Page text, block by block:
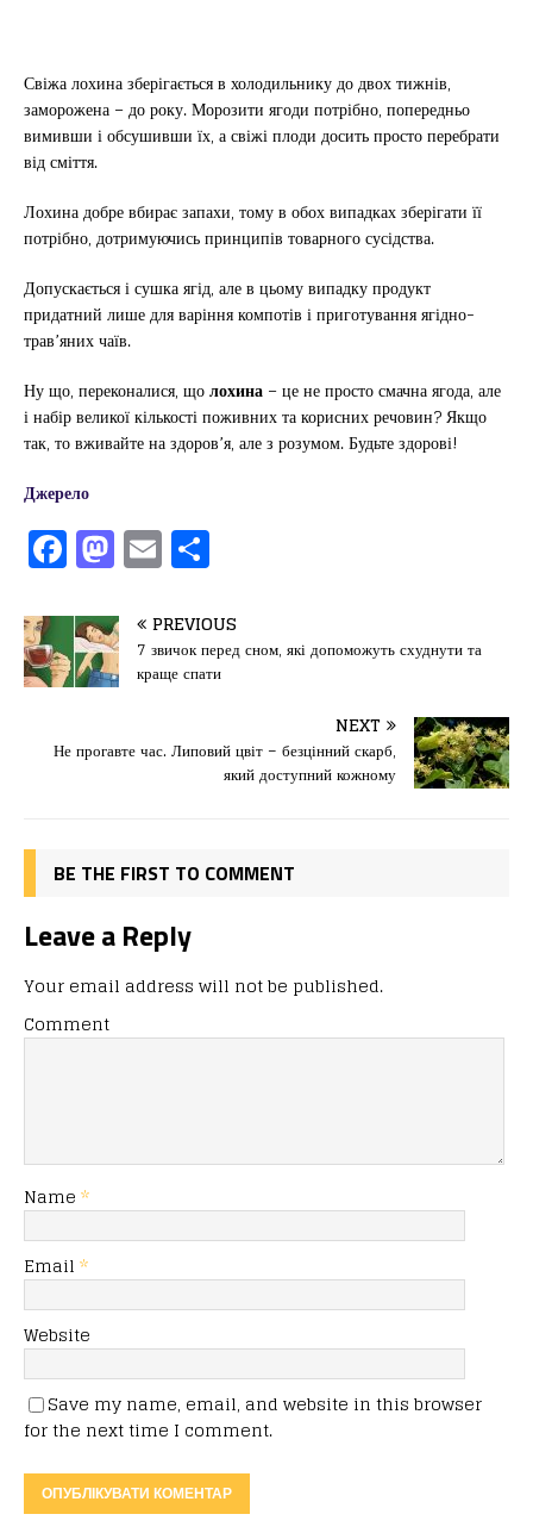
Свіжа лохина зберігається в холодильнику до двох тижнів,
заморожена – до року. Морозити ягоди потрібно, попередньо
вимивши і обсушивши їх, а свіжі плоди досить просто перебрати
від сміття.
Лохина добре вбирає запахи, тому в обох випадках зберігати її
потрібно, дотримуючись принципів товарного сусідства.
Допускається і сушка ягід, але в цьому випадку продукт
придатний лише для варіння компотів і приготування ягідно-
трав’яних чаїв.
Ну що, переконалися, щолохина – це не просто смачна ягода, але
і набір великої кількості поживних та корисних речовин? Якщо
так, то вживайте на здоров’я, але з розумом. Будьте здорові!
Джерело
F
a
c
e
b
o
o
M
a
st
o
d
o
n
E
m
ai
l
іл
и
т
ис
я
PREVIOUS
7 звичок перед сном, які допоможуть схуднути та
краще спати
NEXT
Не прогавте час. Липовий цвіт – безцінний скарб,
який доступний кожному
BE THE FIRST TO COMMENT
Leave a Reply
Your email address will not be published.
Comment
Name *
Email *
Website
Save my name, email, and website in this browser
for the next time I comment.